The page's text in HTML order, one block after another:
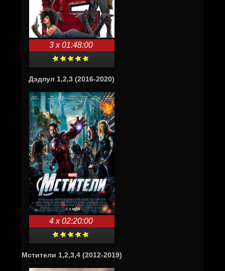
3 x 01:48:00
Дэдпул 1,2,3 (2016-2020)
4 x 02:20:00
Мстители 1,2,3,4 (2012-2019)